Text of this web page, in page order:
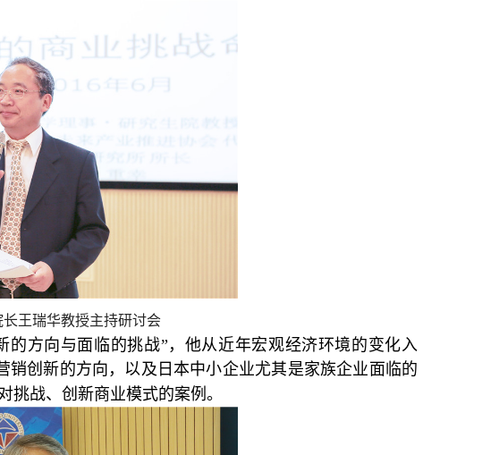
王瑞华教授主持研讨会
方向与面临的挑战”，他从近年宏观经济环境的变化入
创新的方向，以及日本中小企业尤其是家族企业面临的
挑战、创新商业模式的案例。